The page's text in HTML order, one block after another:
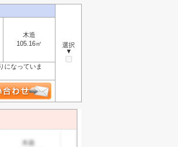
選択
▼
木造
105.16㎡
になっていま